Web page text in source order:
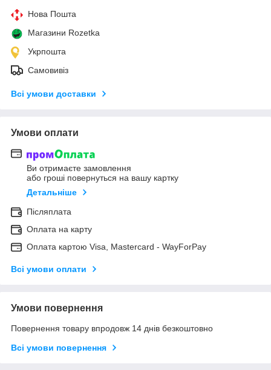
Нова Пошта
Магазини Rozetka
Укрпошта
Самовивіз
Всі умови доставки
Умови оплати
Ви отримаєте замовлення
або гроші повернуться на вашу картку
Детальніше
Післяплата
Оплата на карту
Оплата картою Visa, Mastercard - WayForPay
Всі умови оплати
Умови повернення
Повернення товару впродовж 14 днів безкоштовно
Всі умови повернення